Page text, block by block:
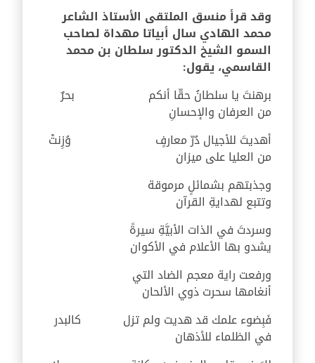
وقد قرأ منسق الملتقى الأستاذ الشاعر
محمد الهادي سال أبياتا مهداة لصاحب
السمو الشيخ الدكتور سلطان بن محمد
القاسمي، يقول:
برهنتَ يا سلطانُ حقّا أنكم
بحرٌ
من العرفان والإحسانِ
أهديتَ للأجيال دُرّ معارفٍ
وُزِنتْ
من العليا على ميزان
وجذبتهم بشمائلٍ مرموقة
وتتبع لهدايةِ القرآن
وسردتَ في الذات الأبيَّةِ سيرةً
يشدو بها الأعلام في الأكوان
ورفعت راية معجم الضاد التي
أنغامها سحرت ذوي الألحان
فَبِضوء علمك قد هديت ولم تزل
كالبدر
في الظلماء للأذهان